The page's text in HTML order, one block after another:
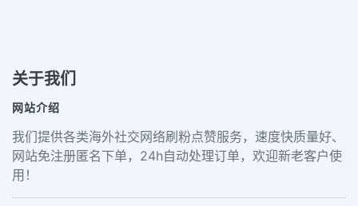
关于我们
网站介绍
我们提供各类海外社交网络刷粉点赞服务，速度快质量好、
网站免注册匿名下单，24h自动处理订单，欢迎新老客户使
用！